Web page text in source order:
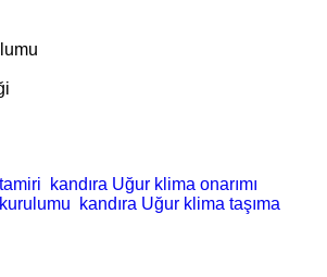
kandıra Uğur klima onarımı
kandıra Uğur klima taşıma